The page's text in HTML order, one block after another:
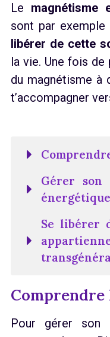
Le magnétisme
sont par
libérer de cette
la vie. Une fois de
du magnétisme à
t’accompagner
Gérer son
Se libérer
Comprendre
Pour gérer son